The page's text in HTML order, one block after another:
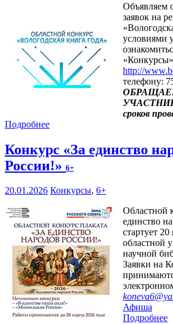
Объявляем
заявок на
условиями
http://
телефону:
сроков
Подробнее
Конкурс «За единство
России!» 6+
20.01.2026 Конкурсы, 6+
Областной
единство
стартует
областной
научной
Заявки на
Афиша
Подробнее